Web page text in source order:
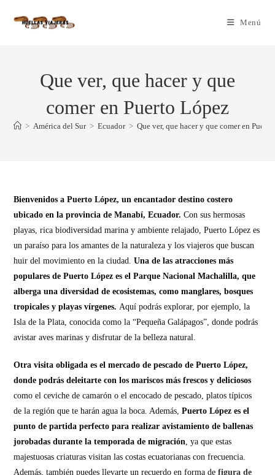
Menú
Que ver, que hacer y que
comer en Puerto López
> América del Sur > Ecuador > Que ver, que hacer y que comer en
Bienvenidos a Puerto López, un encantador destino costero
ubicado en la provincia de Manabí, Ecuador. Con sus hermosas
playas, rica biodiversidad marina y ambiente relajado, Puerto López es
un paraíso para los amantes de la naturaleza y los viajeros que buscan
huir del movimiento en la ciudad.Una de las atracciones más
populares de Puerto López es el Parque Nacional Machalilla, que
alberga una diversidad de ecosistemas, como manglares, bosques
tropicales y playas vírgenes.Aquí podrás explorar, por ejemplo, la
Isla de la Plata, conocida como la “Pequeña Galápagos”, donde podrás
avistar aves marinas y disfrutar de la belleza natural.
Otra visita obligada es el mercado de pescado de Puerto López,
donde podrás deleitarte con los mariscos más frescos y deliciosos
como el ceviche de camarón o el encocado de pescado, platos típicos
de la región que te harán agua la boca. Además,Puerto López es el
punto de partida perfecto para realizar avistamiento de ballenas
jorobadas durante la temporada de migración, ya que estas
majestuosas criaturas visitan las costas ecuatorianas con frecuencia.
Además, también puedes llevarte un recuerdo en forma defigura de